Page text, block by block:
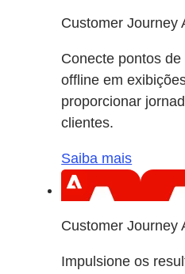
Customer Journey
Conecte pontos
offline em
proporcionar
clientes.
Saiba mais
Customer Journey
Impulsione os